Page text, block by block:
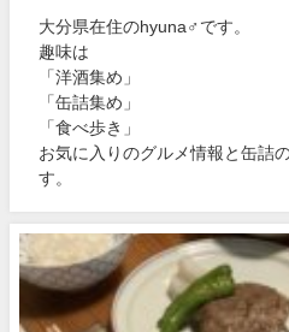
大分県在住のhyuna♂です。
趣味は
「洋酒集め」
「缶詰集め」
「食べ歩き」
お気に入りのグルメ情報と缶詰
す。